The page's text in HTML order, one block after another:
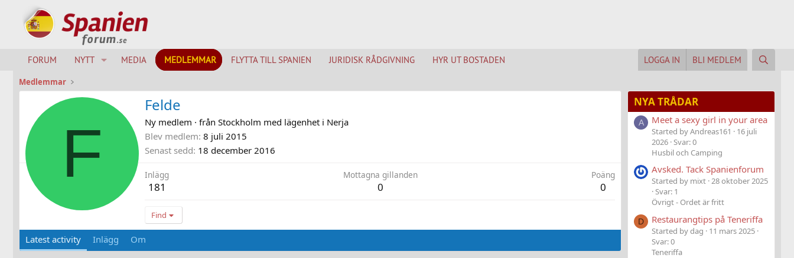
FORUM NYTT MEDIA MEDLEMMAR FLYTTA TILL SPANIEN JURIDISK RÅDGIVNING HYR UT BOSTADEN LOGGA IN BLI MEDLEM
Medlemmar
F
Felde
Ny medlem · från Stockholm med lägenhet i Nerja
Blev medlem 8 juli 2015
Senast sedd 18 december 2016
Inlägg
181
Mottagna gillanden
0
Poäng
0
Find
Latest activity Inlägg Om
NYA TRÅDAR
A Meet a sexy girl in your area
Started by Andreas161
16 juli
2026 Svar: 0
Husbil och Camping
Avsked. Tack Spanienforum
Started by mixt 28 oktober 2025
Svar: 1
Övrigt - Ordet är fritt
D Restaurangtips på Teneriffa
Started by dag
11 mars 2025
Svar: 0
Teneriffa